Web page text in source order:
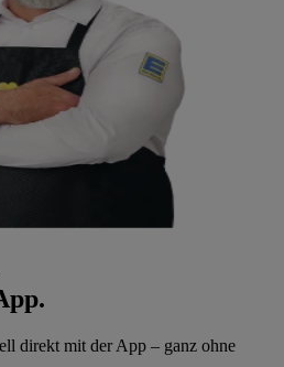
direkt mit der App – ganz ohne